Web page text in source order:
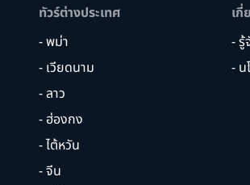
ทัวร์ต่างประเทศ
- พม่า
- เวียดนาม
- ลาว
- ฮ่องกง
- ไต้หวัน
- จีน
เกี่
- รู้
-